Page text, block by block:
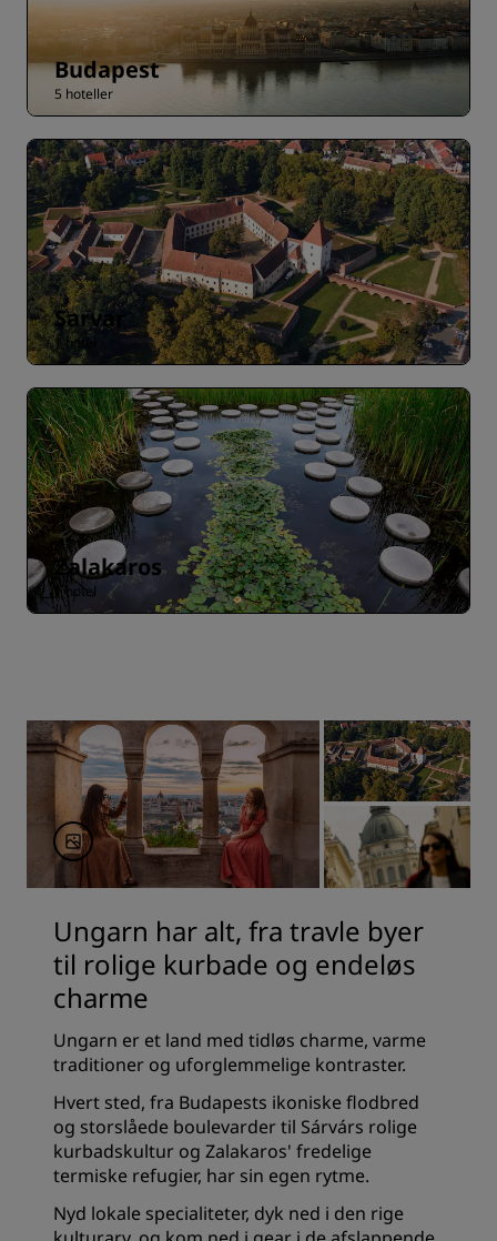
Budapest
5 hoteller
Sarvar
1 hotel
Zalakaros
1 hotel
Ungarn har alt, fra travle byer
til rolige kurbade og endeløs
charme
Ungarn er et land med tidløs charme, varme
traditioner og uforglemmelige kontraster.
Hvert sted, fra Budapests ikoniske flodbred
og storslåede boulevarder til Sárvárs rolige
kurbadskultur og Zalakaros' fredelige
termiske refugier, har sin egen rytme.
Nyd lokale specialiteter, dyk ned i den rige